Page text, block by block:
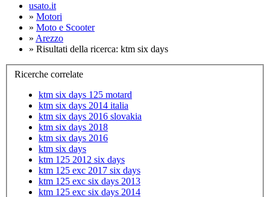
usato.it
» Motori
» Moto e Scooter
» Arezzo
» Risultati della ricerca: ktm six days
Ricerche correlate
ktm six days 125 motard
ktm six days 2014 italia
ktm six days 2016 slovakia
ktm six days 2018
ktm six days 2016
ktm six days
ktm 125 2012 six days
ktm 125 exc 2017 six days
ktm 125 exc six days 2013
ktm 125 exc six days 2014